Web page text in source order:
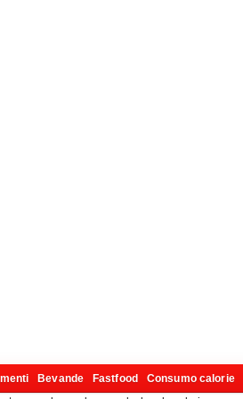
Bevande Fastfood Consumo calorie